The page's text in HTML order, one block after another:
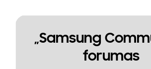
„Samsung
forumas